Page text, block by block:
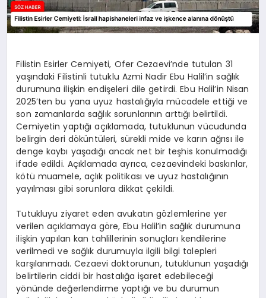
Filistin Esirler Cemiyeti, Ofer Cezaevi’nde tutulan 31
yaşındaki Filistinli tutuklu Azmi Nadir Ebu Halil’in sağlık
durumuna ilişkin endişeleri dile getirdi. Ebu Halil’in Nisan
2025’ten bu yana uyuz hastalığıyla mücadele ettiği ve
son zamanlarda sağlık sorunlarının arttığı belirtildi.
Cemiyetin yaptığı açıklamada, tutuklunun vücudunda
belirgin deri döküntüleri, sürekli mide ve karın ağrısı ile
denge kaybı yaşadığı ancak net bir teşhis konulmadığı
ifade edildi. Açıklamada ayrıca, cezaevindeki baskınlar,
kötü muamele, açlık politikası ve uyuz hastalığının
yayılması gibi sorunlara dikkat çekildi.
Tutukluyu ziyaret eden avukatın gözlemlerine yer
verilen açıklamaya göre, Ebu Halil’in sağlık durumuna
ilişkin yapılan kan tahlillerinin sonuçları kendilerine
verilmedi ve sağlık durumuyla ilgili bilgi talepleri
karşılanmadı. Cezaevi doktorunun, tutuklunun yaşadığı
belirtilerin ciddi bir hastalığa işaret edebileceği
yönünde değerlendirme yaptığı ve bu durumun